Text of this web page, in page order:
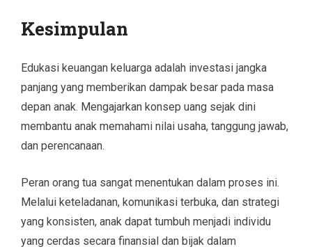
Kesimpulan
Edukasi keuangan keluarga adalah investasi jangka
panjang yang memberikan dampak besar pada masa
depan anak. Mengajarkan konsep uang sejak dini
membantu anak memahami nilai usaha, tanggung jawab,
dan perencanaan.
Peran orang tua sangat menentukan dalam proses ini.
Melalui keteladanan, komunikasi terbuka, dan strategi
yang konsisten, anak dapat tumbuh menjadi individu
yang cerdas secara finansial dan bijak dalam